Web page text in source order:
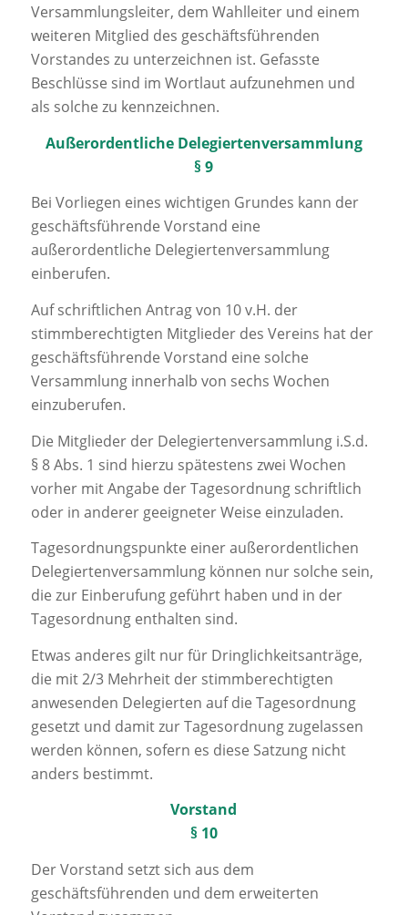
Versammlungsleiter, dem Wahlleiter und einem
weiteren Mitglied des geschäftsführenden
Vorstandes zu unterzeichnen ist. Gefasste
Beschlüsse sind im Wortlaut aufzunehmen und
als solche zu kennzeichnen.
Außerordentliche Delegiertenversammlung
§ 9
Bei Vorliegen eines wichtigen Grundes kann der
geschäftsführende Vorstand eine
außerordentliche Delegiertenversammlung
einberufen.
Auf schriftlichen Antrag von 10 v.H. der
stimmberechtigten Mitglieder des Vereins hat der
geschäftsführende Vorstand eine solche
Versammlung innerhalb von sechs Wochen
einzuberufen.
Die Mitglieder der Delegiertenversammlung i.S.d.
§ 8 Abs. 1 sind hierzu spätestens zwei Wochen
vorher mit Angabe der Tagesordnung schriftlich
oder in anderer geeigneter Weise einzuladen.
Tagesordnungspunkte einer außerordentlichen
Delegiertenversammlung können nur solche sein,
die zur Einberufung geführt haben und in der
Tagesordnung enthalten sind.
Etwas anderes gilt nur für Dringlichkeitsanträge,
die mit 2/3 Mehrheit der stimmberechtigten
anwesenden Delegierten auf die Tagesordnung
gesetzt und damit zur Tagesordnung zugelassen
werden können, sofern es diese Satzung nicht
anders bestimmt.
Vorstand
§ 10
Der Vorstand setzt sich aus dem
geschäftsführenden und dem erweiterten